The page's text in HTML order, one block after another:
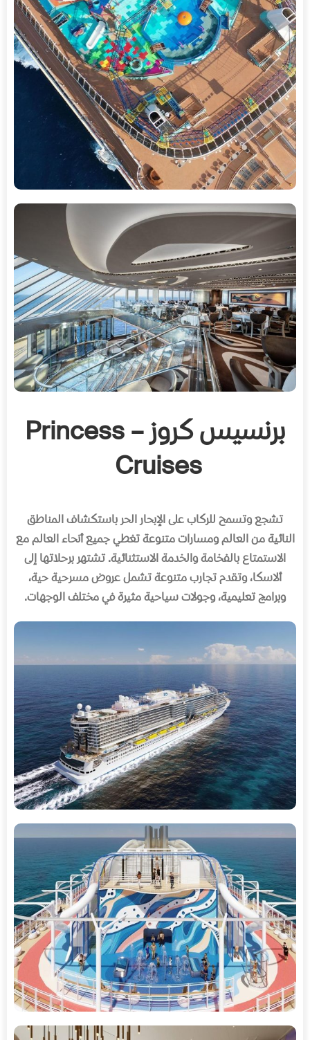
برنسيس كروز – Princess
Cruises
تشجع وتسمح للركاب على الإبحار الحر باستكشاف المناطق
النائية من العالم ومسارات متنوعة تغطي جميع أنحاء العالم مع
الاستمتاع بالفخامة والخدمة الاستثنائية.تشتهر برحلاتها إلى
ألاسكا، وتقدم تجارب متنوعة تشمل عروض مسرحية حية،
وبرامج تعليمية، وجولات سياحية مثيرة في مختلف الوجهات.